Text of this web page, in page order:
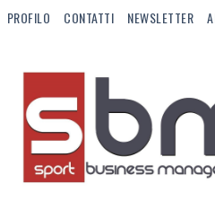
PROFILO CONTATTI NEWSLETTER